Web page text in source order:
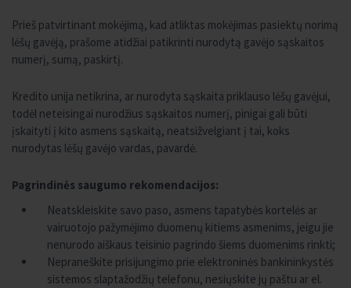
Prieš patvirtinant mokėjimą, kad atliktas mokėjimas pasiektų norimą
lėšų gavėją, prašome atidžiai patikrinti nurodytą gavėjo sąskaitos
numerį, sumą, paskirtį.
Kredito unija netikrina, ar nurodyta sąskaita priklauso lėšų gavėjui,
todėl neteisingai nurodžius sąskaitos numerį, pinigai gali būti
įskaityti į kito asmens sąskaitą, neatsižvelgiant į tai, koks
nurodytas lėšų gavėjo vardas, pavardė.
Pagrindinės saugumo rekomendacijos:
Neatskleiskite savo paso, asmens tapatybės kortelės ar
vairuotojo pažymėjimo duomenų kitiems asmenims, jeigu jie
nenurodo aiškaus teisinio pagrindo šiems duomenims rinkti;
Nepraneškite prisijungimo prie elektroninės bankininkystės
sistemos slaptažodžių telefonu, nesiųskite jų paštu ar el.